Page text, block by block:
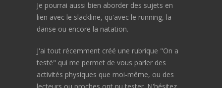
Je pourrai aussi bien aborder des sujets en
lien avec le slackline, qu'avec le running, la
danse ou encore la natation.
J'ai tout récemment créé une rubrique "On a
testé" qui me permet de vous parler des
activités physiques que moi-même, ou des